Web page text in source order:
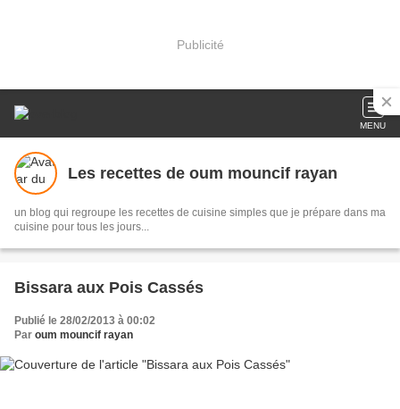
Publicité
MENU
Les recettes de oum mouncif rayan
un blog qui regroupe les recettes de cuisine simples que je prépare dans ma
cuisine pour tous les jours...
Bissara aux Pois Cassés
Publié le 28/02/2013 à 00:02
Par oum mouncif rayan